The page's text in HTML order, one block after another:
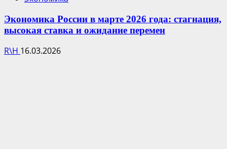
Экономика России в марте 2026 года: стагнация,
высокая ставка и ожидание перемен
R\H 16.03.2026